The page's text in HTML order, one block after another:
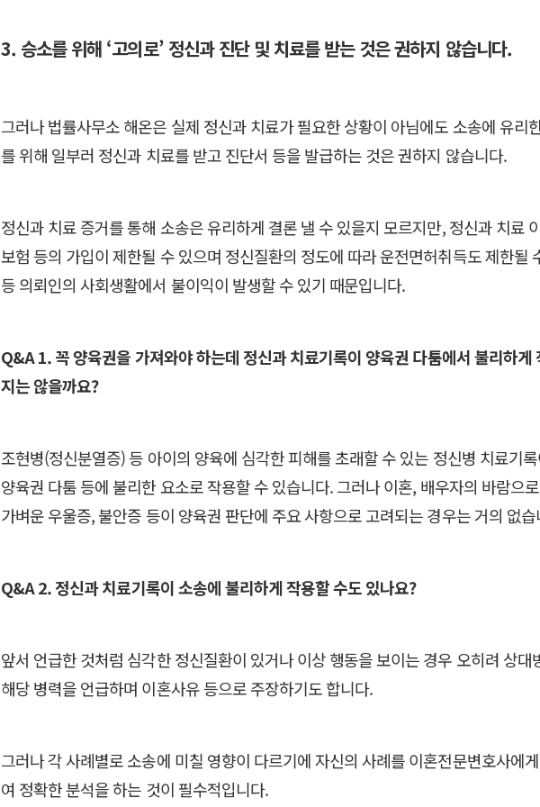
3. 승소를 위해 ‘고의로’ 정신과 진단 및 치료를 받는 것은 권하지 않습니다.
그러나 법률사무소 해온은 실제 정신과 치료가 필요한 상황이 아님에도 소송에 유리
를 위해 일부러 정신과 치료를 받고 진단서 등을 발급하는 것은 권하지 않습니다.
정신과 치료 증거를 통해 소송은 유리하게 결론 낼 수 있을지 모르지만, 정신과 치료
보험 등의 가입이 제한될 수 있으며 정신질환의 정도에 따라 운전면허취득도 제한될
등 의뢰인의 사회생활에서 불이익이 발생할 수 있기 때문입니다.
Q&A 1. 꼭 양육권을 가져와야 하는데 정신과 치료기록이 양육권 다툼에서 불리하게
지는 않을까요?
조현병(정신분열증) 등 아이의 양육에 심각한 피해를 초래할 수 있는 정신병 치료기
양육권 다툼 등에 불리한 요소로 작용할 수 있습니다. 그러나 이혼, 배우자의 바람으
가벼운 우울증, 불안증 등이 양육권 판단에 주요 사항으로 고려되는 경우는 거의 없습
Q&A 2. 정신과 치료기록이 소송에 불리하게 작용할 수도 있나요?
앞서 언급한 것처럼 심각한 정신질환이 있거나 이상 행동을 보이는 경우 오히려 상대
해당 병력을 언급하며 이혼사유 등으로 주장하기도 합니다.
그러나 각 사례별로 소송에 미칠 영향이 다르기에 자신의 사례를 이혼전문변호사에
여 정확한 분석을 하는 것이 필수적입니다.